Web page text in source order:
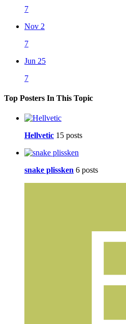
7
Nov 2
7
Jun 25
7
Top Posters In This Topic
Hellvetic 15 posts
snake plissken 6 posts